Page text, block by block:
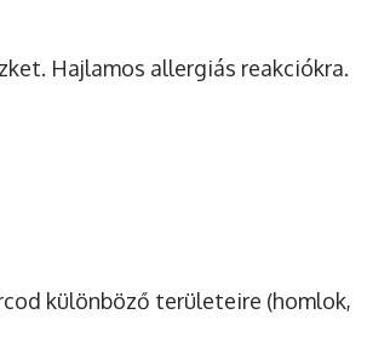
Hajlamos allergiás reakciókra.
különböző területeire (homlok,